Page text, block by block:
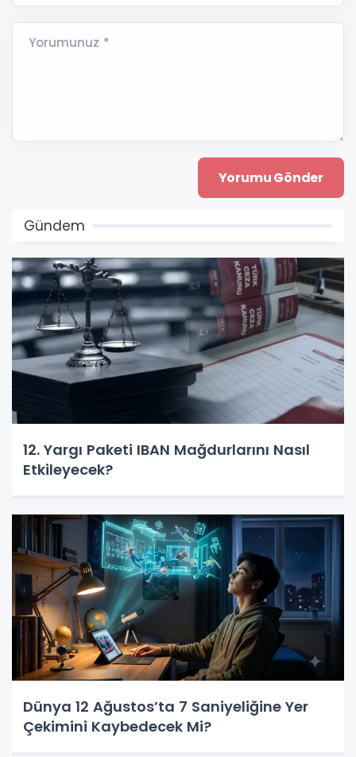
Yorumunuz *
Gündem
12. Yargı Paketi IBAN Mağdurlarını Nasıl
Etkileyecek?
Dünya 12 Ağustos’ta 7 Saniyeliğine Yer
Çekimini Kaybedecek Mi?